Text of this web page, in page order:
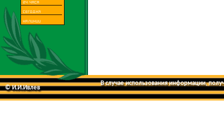
© И.И.Ивлев
В случае использования информации,